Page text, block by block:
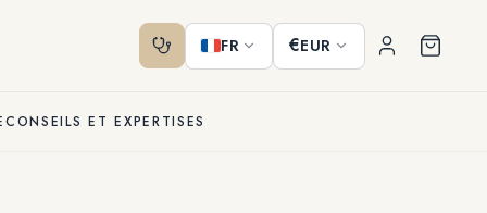
FR €EUR
CONSEILS ET EXPERTISES